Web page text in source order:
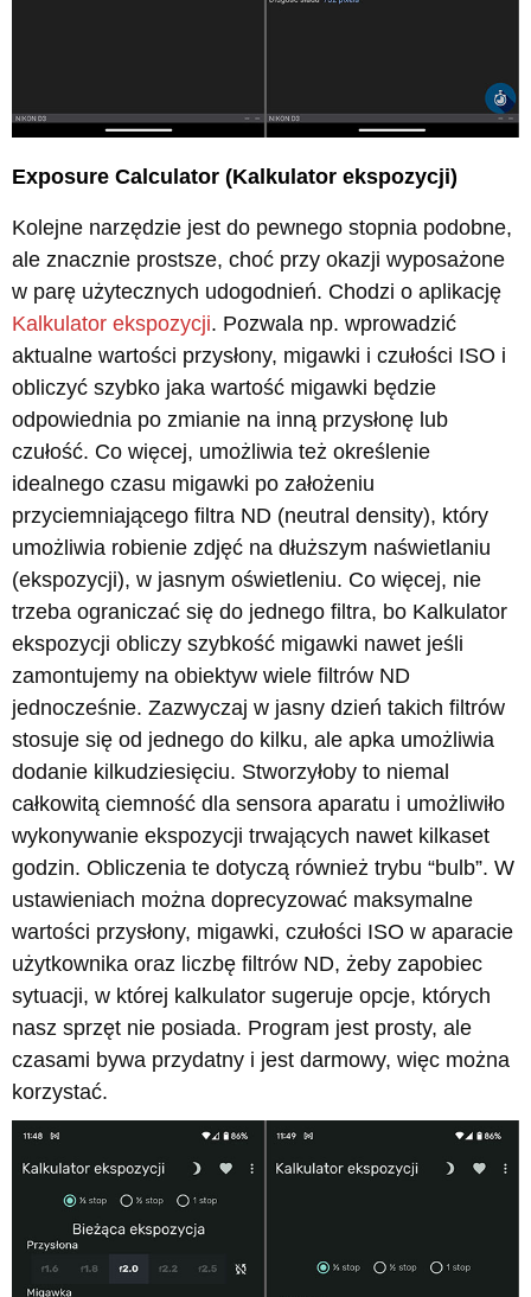
Exposure Calculator (Kalkulator ekspozycji)
Kolejne narzędzie jest do pewnego stopnia podobne,
ale znacznie prostsze, choć przy okazji wyposażone
w parę użytecznych udogodnień. Chodzi o aplikację
Kalkulator ekspozycji. Pozwala np. wprowadzić
aktualne wartości przysłony, migawki i czułości ISO i
obliczyć szybko jaka wartość migawki będzie
odpowiednia po zmianie na inną przysłonę lub
czułość. Co więcej, umożliwia też określenie
idealnego czasu migawki po założeniu
przyciemniającego filtra ND (neutral density), który
umożliwia robienie zdjęć na dłuższym naświetlaniu
(ekspozycji), w jasnym oświetleniu. Co więcej, nie
trzeba ograniczać się do jednego filtra, bo Kalkulator
ekspozycji obliczy szybkość migawki nawet jeśli
zamontujemy na obiektyw wiele filtrów ND
jednocześnie. Zazwyczaj w jasny dzień takich filtrów
stosuje się od jednego do kilku, ale apka umożliwia
dodanie kilkudziesięciu. Stworzyłoby to niemal
całkowitą ciemność dla sensora aparatu i umożliwiło
wykonywanie ekspozycji trwających nawet kilkaset
godzin. Obliczenia te dotyczą również trybu “bulb”. W
ustawieniach można doprecyzować maksymalne
wartości przysłony, migawki, czułości ISO w aparacie
użytkownika oraz liczbę filtrów ND, żeby zapobiec
sytuacji, w której kalkulator sugeruje opcje, których
nasz sprzęt nie posiada. Program jest prosty, ale
czasami bywa przydatny i jest darmowy, więc można
korzystać.